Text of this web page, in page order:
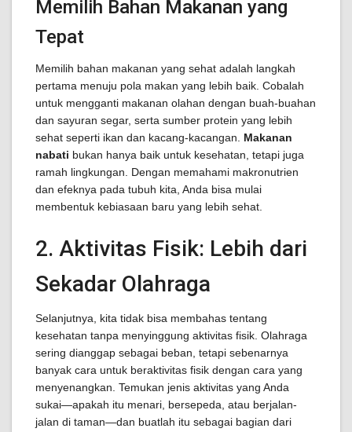
Memilih Bahan Makanan yang
Tepat
Memilih bahan makanan yang sehat adalah langkah
pertama menuju pola makan yang lebih baik. Cobalah
untuk mengganti makanan olahan dengan buah-buahan
dan sayuran segar, serta sumber protein yang lebih
sehat seperti ikan dan kacang-kacangan. Makanan
nabati bukan hanya baik untuk kesehatan, tetapi juga
ramah lingkungan. Dengan memahami makronutrien
dan efeknya pada tubuh kita, Anda bisa mulai
membentuk kebiasaan baru yang lebih sehat.
2. Aktivitas Fisik: Lebih dari
Sekadar Olahraga
Selanjutnya, kita tidak bisa membahas tentang
kesehatan tanpa menyinggung aktivitas fisik. Olahraga
sering dianggap sebagai beban, tetapi sebenarnya
banyak cara untuk beraktivitas fisik dengan cara yang
menyenangkan. Temukan jenis aktivitas yang Anda
sukai—apakah itu menari, bersepeda, atau berjalan-
jalan di taman—dan buatlah itu sebagai bagian dari